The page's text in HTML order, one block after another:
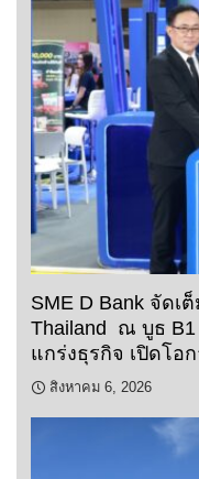
SME D Bank จัดเ
Thailand ณ บูธ B1
แกร่งธุรกิจ เปิดโ
สิงหาคม 6, 2026